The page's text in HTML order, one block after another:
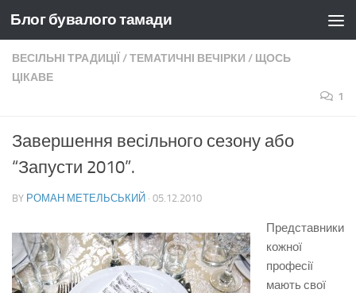
Skip to content
Блог бувалого тамади
ВЕСІЛЬНІ ТРАДИЦІЇ /ТЕМАТИЧНІ ВЕЧІРКИ / ЩОСЬ
ЦІКАВЕ
1
Завершення весільного сезону або
“Запусти 2010”.
BY РОМАН МЕТЕЛЬСЬКИЙ · 05.12.2010
Представники
кожної
професії
мають свої